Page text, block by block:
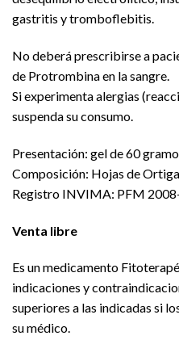
gastritis y tromboflebitis.
No deberá prescribirse a
de Protrombina en la sangre.
Si experimenta alergias
suspenda su consumo.
Presentación: gel de 60
Composición: Hojas de
Registro INVIMA: PFM
Venta libre
Es un medicamento
indicaciones y
superiores a las indicadas si
su médico.